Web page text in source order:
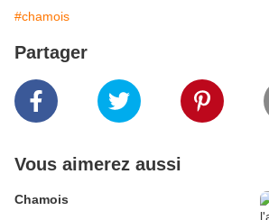
#chamois
Partager
Vous aimerez aussi
Chamois